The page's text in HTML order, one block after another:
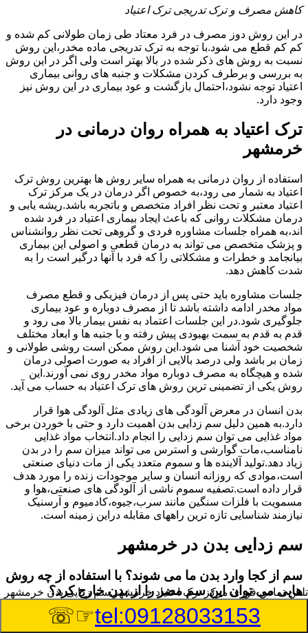
کاهش مصرف و ترک تدریجی ترک اعتیاد
در این روش دوز مصرف در فرد معتاد طی زمان طولانی کم شده و
کم کم قطع می شود.با توجه به ترک تدریجی ماده مخدر،این روش
نسبت به روش های ذکر شده در بالا بهتر است ولی اگر در این روش
به بررسی و برطرف کردن مشکلات و جنبه های روانی بیماری
اعتیاد توجه نشود،احتمال بازگشت و عود بیماری در این روش نیز
وجود دارد.
ترک اعتیاد به همراه روان درمانی در
خرمشهر
استفاده از روان درمانی به همراه سایر روش ها بهترین روش ترک
اعتیاد به شمار می رود،به خصوص اگر درمان در یک مرکز ترک
اعتیاد معتبر و تحت نظر افراد متخصص و باتجربه باشد.ریشه یابی و
درمان مشکلات روانی که باعث ایجاد بیماری اعتیاد در فرد شده
اند،به همراه جلسات مشاوره فردی و گروهی تحت نظر روانشناس
و پزشک متخصص می تواند به درمان قطعی و اصولی این بیماری
بیانجامد و خطرات و مشکلاتی را که فرد با آنها درگیر است را به
شدت کاهش دهد.
جلسات مشاوره باید حتی پس از درمان فیزیکی و قطع مصرف
مواد مخدر ادامه داشته باشد تا از مصرف دوباره و عود بیماری
جلوگیری شود.در این جلسات اعتماد به نفس بیمار بالا می رود و
قدم به قدم به سمت بهبودی پیش رفته و با جنبه ها و ابعاد مختلف
شخصیت خود آشنا می شود.این روش ممکن است روشی طولانی و
زمان بر باشد ولی درصد بالایی از افراد به صورت اصولی درمان
شده و هیچگاه به مصرف دوباره مواد مخدر روی نمی آورند.این
روش یکی از تضمینی ترین روش های ترک اعتیاد به حساب می آید.
بدن انسان در معرض آلودگی های زیادی مثل آلودگی هوا قرار
دارد.به همین دلیل سم زدایی بدن اهمیت دارد و حتی با خوردن برخی
مواد غذایی می توان سم زدایی را انجام داد.انتخاب مواد غذایی
نامناسب،مات گوارشی و استرس می تواند میزان سم را در بدن
زیاد دهد.تولید آلاینده ها و سموم متعدد یکی از مات دنیای صنعتی
است،موادی که روزانه انسان و سایر موجودات زنده را مورد هدف
قرار داده است.تصفیه سموم ناشی از آلودگی های صنعتی،هوا و
مسمویت با فلزات سنگین مانند سرب،جیوه،کادمیوم و آرسنیک
نیازمند شناسایی تازه ترین راههای مقابله دراین زمینه است.
سم زدایی بدن در خرمشهر
سم از کجا وارد بدن ما می شوند؟ با استفاده از چه روش
هایی می توان این سم مضر را از بدن خارج کرد؟
بطور کلی سم موجود در بدن به دو گروه عمده تقسیم می
تلفن تماس فوریمرکز ترک اعتیاد خرمشهر,سم زدایی بدن خرمشهر
tel:09128033153
☞☏